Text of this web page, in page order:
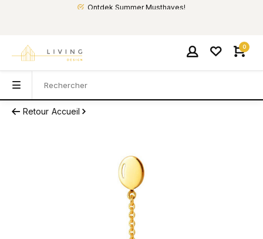
Ontdek Summer Musthaves!
0
Retour Accueil